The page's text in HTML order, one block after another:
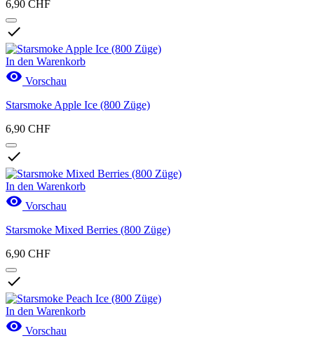
Neue Produkte
Aktionen
Aktionen
Produkte anzeigen
6,90 CHF

In den Warenkorb
 Vorschau
Starsmoke Apple Ice (800 Züge)
6,90 CHF

In den Warenkorb
 Vorschau
Starsmoke Mixed Berries (800 Züge)
6,90 CHF

In den Warenkorb
 Vorschau